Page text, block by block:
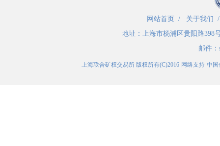
网站首页 / 关于我们
地址： 上海市杨浦区贵阳路398
邮件：
上海联合矿权交易所版权所有(C)2016 网络支持 中国